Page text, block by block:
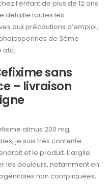
l’enfant de plus de 12 ans
détaille toutes les
aux précautions d’emploi,
de 3ème
atc.
sans
– livraison
almus 200 mg,
je suis très contente
et le produit. L’argile
les douleurs, notamment en
non compliquées,